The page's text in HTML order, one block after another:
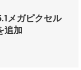
メガピクセル
追加